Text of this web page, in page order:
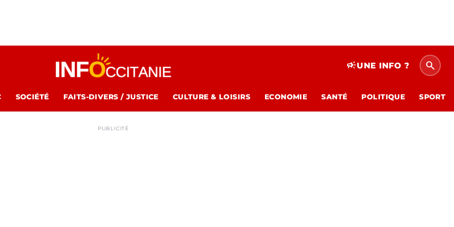
campaignUNE INFO ? search
SOCIÉTÉ FAITS-DIVERS / JUSTICE CULTURE & LOISIRS ECONOMIE SANTÉ POLITIQUE SPORT
PUBLICITÉ